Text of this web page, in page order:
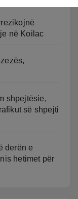
në Koilac
shpejtësie,
së shpejti
derën e
hetimet për